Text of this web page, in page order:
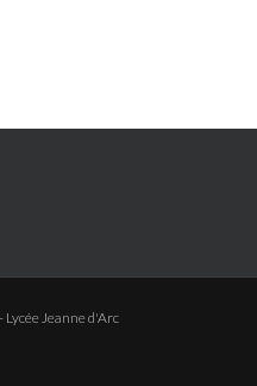
Jeanne d'Arc